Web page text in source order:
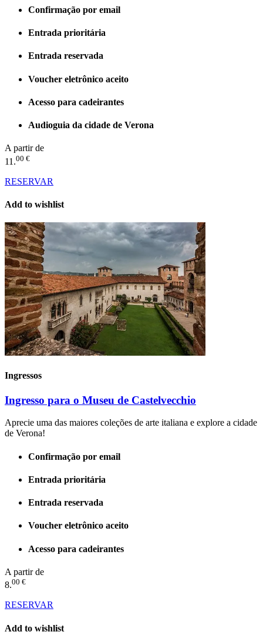
Confirmação por email
Entrada prioritária
Entrada reservada
Voucher eletrônico aceito
Acesso para cadeirantes
Audioguia da cidade de Verona
A partir de
11.00 €
RESERVAR
Add to wishlist
Ingressos
Ingresso para o Museu de Castelvecchio
Aprecie uma das maiores coleções de arte italiana e explore a cidade
de Verona!
Confirmação por email
Entrada prioritária
Entrada reservada
Voucher eletrônico aceito
Acesso para cadeirantes
A partir de
8.00 €
RESERVAR
Add to wishlist